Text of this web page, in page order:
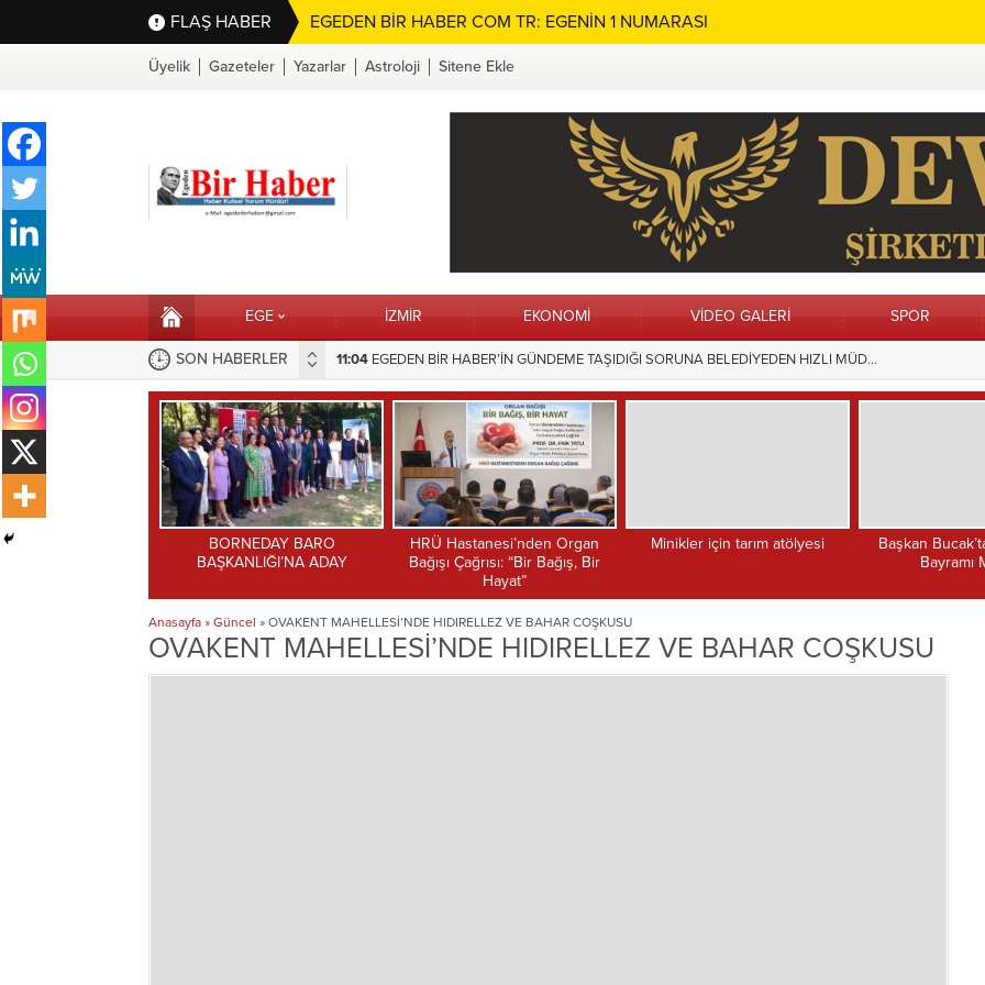
FLAŞ HABER EGEDEN BİR HABER COM TR: EGENİN 1 NUMARASI
Üyelik Gazeteler Yazarlar Astroloji Sitene Ekle
EGE İZMİR EKONOMİ VİDEO GALERİ SPOR
SON HABERLER
TAŞIDIĞI SORUNA BELEDİYEDEN HIZLI MÜDAHALE 16:10 Selahattin Sapmaz’ın Adı Menteşe’de Sonsuza Dek Yaşayacak
BARO
HRÜ Hastanesi’nden Organ
Bağışı Çağrısı: “Bir Bağış, Bir
Minikler için tarım atölyesi
Başkan Bucak’tan Ramazan
TUFAN AKAN:
Anasayfa » Güncel » OVAKENT MAHELLESİ’NDE HIDIRELLEZ VE BAHAR COŞKUSU
OVAKENT MAHELLESİ’NDE HIDIRELLEZ VE BAHAR COŞKUSU